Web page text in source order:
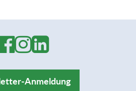
Anmeldung